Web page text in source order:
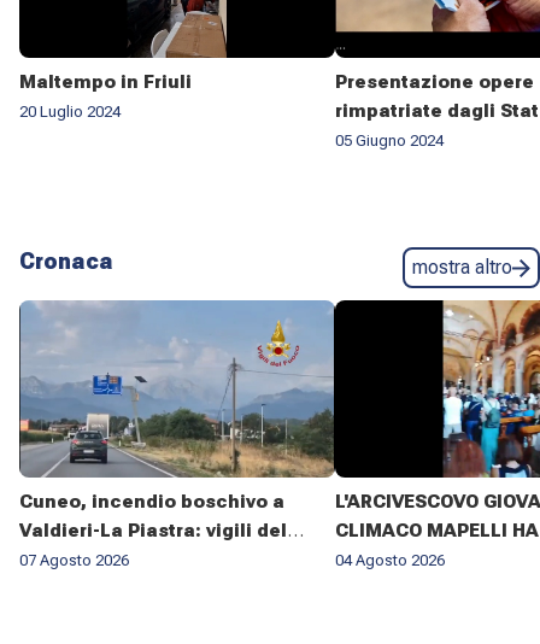
Maltempo in Friuli
20 Luglio 2024
Presentazione
rimpatriate dagli
05 Giugno 2024
Cronaca mostra altro
Cuneo, incendio boschivo a
Valdieri-La Piastra: vigili del
fuoco al lavoro da sette giorni
07 Agosto 2026
L'ARCIVESCOVO
CLIMACO MAPELLI HA
PRESENZIATO AL
04 Agosto 2026